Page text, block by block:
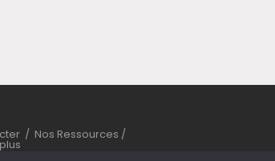
/ Nos Ressources /